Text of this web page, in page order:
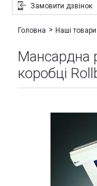
Замовити дзвінок
Головна Наші товари
Мансардна
коробці